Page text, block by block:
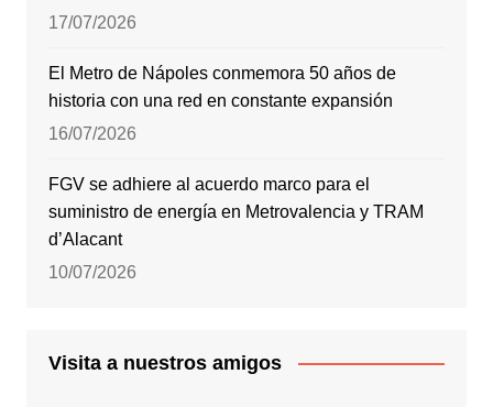
17/07/2026
El Metro de Nápoles conmemora 50 años de
historia con una red en constante expansión
16/07/2026
FGV se adhiere al acuerdo marco para el
suministro de energía en Metrovalencia y TRAM
d’Alacant
10/07/2026
Visita a nuestros amigos